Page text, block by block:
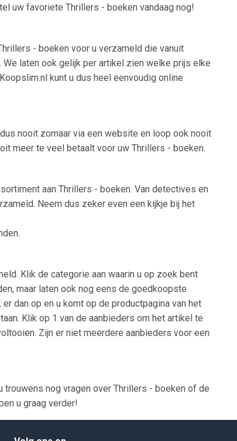
uw favoriete Thrillers - boeken vandaag nog!
- boeken voor u verzameld die vanuit
laten ook gelijk per artikel zien welke prijs elke
kunt u dus heel eenvoudig online
nooit zomaar via een website en loop ook nooit
meer te veel betaalt voor uw Thrillers - boeken.
aan Thrillers - boeken. Van detectives en
Neem dus zeker even een kijkje bij het
Klik de categorie aan waarin u op zoek bent
maar laten ook nog eens de goedkoopste
dan op en u komt op de productpagina van het
Klik op 1 van de aanbieders om het artikel te
Zijn er niet meerdere aanbieders voor een
nog vragen over Thrillers - boeken of de
u graag verder!